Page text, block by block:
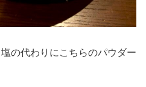
の代わりにこちらのパウダー